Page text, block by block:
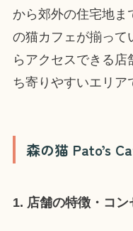
から郊外の住宅地ま
の猫カフェが揃って
らアクセスできる店
ち寄りやすいエリア
森の猫 Pato’s
1. 店舗の特徴・コン